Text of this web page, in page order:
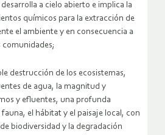
a cielo abierto e implica la
químicos para la extracción de
el ambiente y en consecuencia a
comunidades;
destrucción de los ecosistemas,
de agua, la magnitud y
y efluentes, una profunda
el hábitat y el paisaje local, con
biodiversidad y la degradación